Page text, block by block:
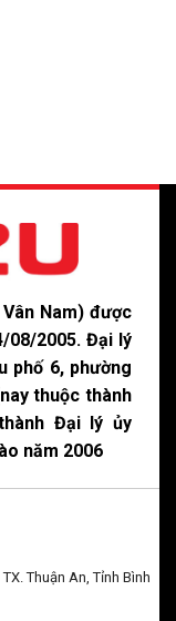
Nam) được
08/2005. Đại lý
phố 6, phường
thuộc thành
Đại lý ủy
năm 2006
Thuận An, Tỉnh Bình